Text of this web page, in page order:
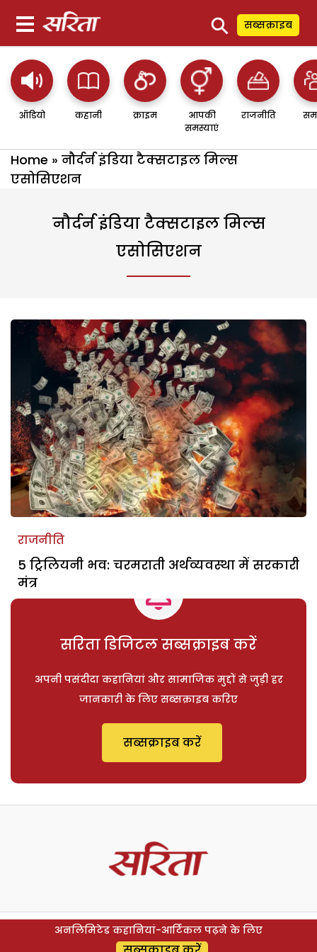
⚲ सब्सक्राइब
ऑडियो कहानी क्राइम
आपकी
समस्याएं
राजनीति
Home » नौर्दर्न इंडिया टैक्सटाइल मिल्स
एसोसिएशन
नौर्दर्न इंडिया टैक्सटाइल मिल्स
एसोसिएशन
राजनीति
5 ट्रिलियनी भव: चरमराती अर्थव्यवस्था में सरकारी
मंत्र
सरिता डिजिटल सब्सक्राइब करें
अपनी पसंदीदा कहानियां और सामाजिक मुद्दों से जुड़ी हर
जानकारी के लिए सब्सक्राइब करिए
सब्सक्राइब करें
अनलिमिटेड कहानियां-आर्टिकल पढ़ने के लिए